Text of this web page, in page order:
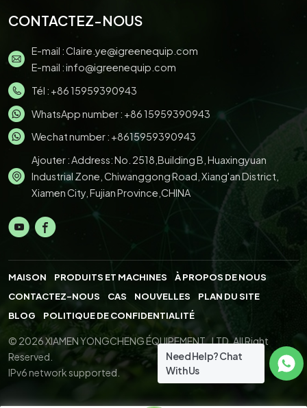
CONTACTEZ-NOUS
E-mail :Claire.ye@igreenequip.com
E-mail :info@igreenequip.com
Tél : +86 15959390943
WhatsApp number : +86 15959390943
Wechat number : +8615959390943
Ajouter : Address: No. 2518,Building B, Huaxingyuan
Industrial Zone, Chiwanggong Road, Xiang'an District,
Xiamen City, Fujian Province,CHINA
MAISON PRODUITS ET MACHINES
À PROPOS DE NOUS
CONTACTEZ-NOUS
CAS NOUVELLES
PLAN DU SITE
BLOG
POLITIQUE DE CONFIDENTIALITÉ
© 2026 XIAMEN YONGCHENG ÉQUIPEMENT., LTD. All Right
Reserved.
IPv6 network supported.
Need Help? Chat
With Us